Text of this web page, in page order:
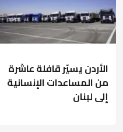
الأردن يسيّر قافلة عاشرة
من المساعدات الإنسانية
إلى لبنان